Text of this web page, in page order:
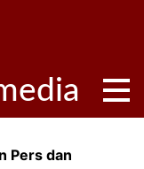
Pers dan